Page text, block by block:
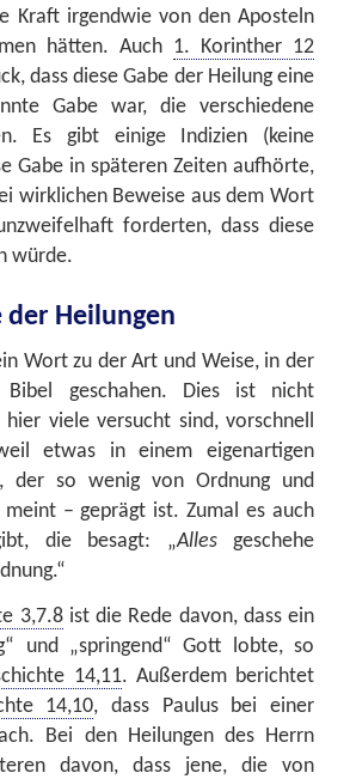
Kraft irgendwie von den Aposteln
hätten. Auch 1. Korinther 12
dass diese Gabe der Heilung eine
Gabe war, die verschiedene
Es gibt einige Indizien (keine
Gabe in späteren Zeiten aufhörte,
wirklichen Beweise aus dem Wort
forderten, dass diese
würde.
Heilungen
Wort zu der Art und Weise, in der
geschahen. Dies ist nicht
viele versucht sind, vorschnell
etwas in einem eigenartigen
der so wenig von Ordnung und
– geprägt ist. Zumal es auch
die besagt: „Allesgeschehe
3,7.8ist die Rede davon, dass ein
und „springend“ Gott lobte, so
14,11. Außerdem berichtet
14,10, dass Paulus bei einer
Bei den Heilungen des Herrn
davon, dass jene, die von